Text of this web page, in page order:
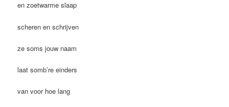
en zoetwarme slaap
scheren en schrijven
ze soms jouw naam
laat somb’re einders
van voor hoe lang